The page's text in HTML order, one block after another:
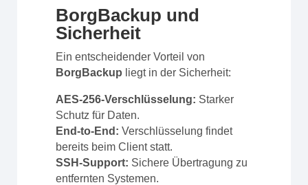
BorgBackup und
Sicherheit
Ein entscheidender Vorteil von
BorgBackup liegt in der Sicherheit:
AES-256-Verschlüsselung: Starker
Schutz für Daten.
End-to-End: Verschlüsselung findet
bereits beim Client statt.
SSH-Support: Sichere Übertragung zu
entfernten Systemen.